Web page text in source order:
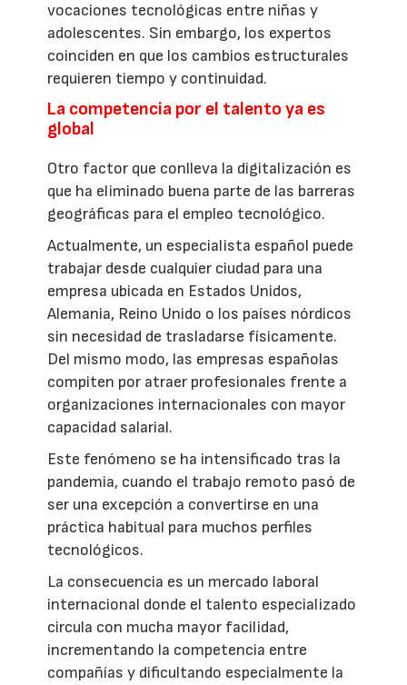
vocaciones tecnológicas entre niñas y
adolescentes. Sin embargo, los expertos
coinciden en que los cambios estructurales
requieren tiempo y continuidad.
La competencia por el talento ya es
global
Otro factor que conlleva la digitalización es
que ha eliminado buena parte de las barreras
geográficas para el empleo tecnológico.
Actualmente, un especialista español puede
trabajar desde cualquier ciudad para una
empresa ubicada en Estados Unidos,
Alemania, Reino Unido o los países nórdicos
sin necesidad de trasladarse físicamente.
Del mismo modo, las empresas españolas
compiten por atraer profesionales frente a
organizaciones internacionales con mayor
capacidad salarial.
Este fenómeno se ha intensificado tras la
pandemia, cuando el trabajo remoto pasó de
ser una excepción a convertirse en una
práctica habitual para muchos perfiles
tecnológicos.
La consecuencia es un mercado laboral
internacional donde el talento especializado
circula con mucha mayor facilidad,
incrementando la competencia entre
compañías y dificultando especialmente la